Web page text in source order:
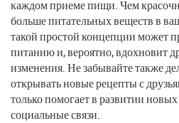
каждом приеме пищи. Чем
больше питательных веществ в
такой простой концепции может
питанию и, вероятно, вдохновит
изменения. Не забывайте также
открывать новые рецепты с
только помогает в развитии
социальные связи.